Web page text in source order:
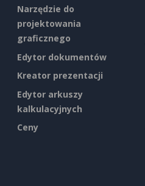
Narzędzie do
projektowania
graficznego
Edytor dokumentów
Kreator prezentacji
Edytor arkuszy
kalkulacyjnych
Ceny